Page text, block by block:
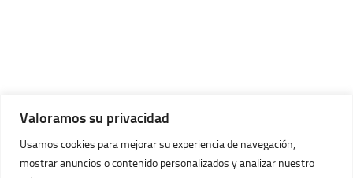
Valoramos su privacidad
Usamos cookies para mejorar su experiencia de navegación,
mostrar anuncios o contenido personalizados y analizar nuestro